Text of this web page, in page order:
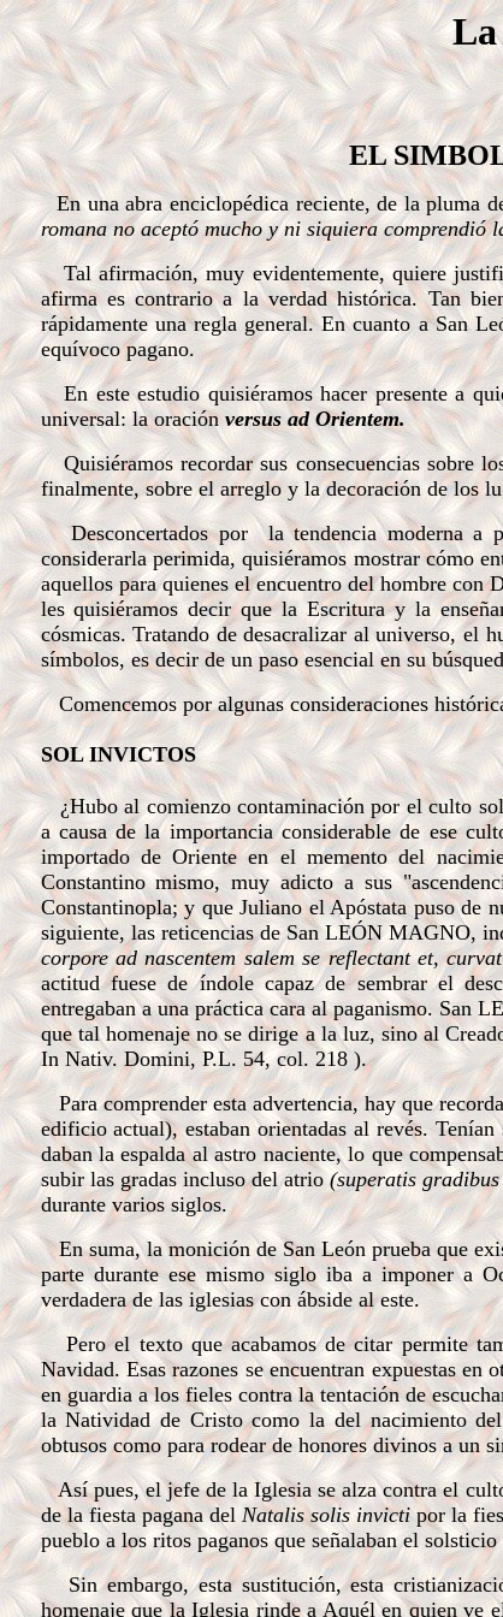
La
EL
En una abra enciclopédica reciente, de la pluma
romana no aceptó mucho y ni siquiera comprendió
Tal afirmación, muy evidentemente, quiere
afirma es contrario a la verdad histórica. Tan
rápidamente una regla general. En cuanto a San
equívoco pagano.
En este estudio quisiéramos hacer presente a
universal: la oración versus ad Orientem.
Quisiéramos recordar sus consecuencias sobre
finalmente, sobre el arreglo y la decoración de los
Desconcertados por
la tendencia moderna a
considerarla perimida, quisiéramos mostrar cómo
aquellos para quienes el encuentro del hombre con
les quisiéramos decir que la Escritura y la
cósmicas. Tratando de desacralizar al universo, el
símbolos, es decir de un paso esencial en su
Comencemos por algunas consideraciones
SOL INVICTOS
¿Hubo al comienzo contaminación por el culto
a causa de la importancia considerable de ese
importado de Oriente en el memento del
Constantino mismo, muy adicto a sus
Constantinopla; y que Juliano el Apóstata puso de
siguiente, las reticencias de San LEÓN MAGNO,
corpore ad nascentem salem se reflectant et,
actitud fuese de índole capaz de sembrar el
entregaban a una práctica cara al paganismo. San
que tal homenaje no se dirige a la luz, sino al
In Nativ. Domini, P.L. 54, col. 218 ).
Para comprender esta advertencia, hay que
edificio actual), estaban orientadas al revés.
daban la espalda al astro naciente, lo que
subir las gradas incluso del atrio(superatis
durante varios siglos.
En suma, la monición de San León prueba que
parte durante ese mismo siglo iba a imponer a
verdadera de las iglesias con ábside al este.
Pero el texto que acabamos de citar permite
Navidad. Esas razones se encuentran expuestas
en guardia a los fieles contra la tentación de
la Natividad de Cristo como la del nacimiento
obtusos como para rodear de honores divinos a
Así pues, el jefe de la Iglesia se alza contra el
de la fiesta pagana del Natalis solis invictipor la
pueblo a los ritos paganos que señalaban el
Sin embargo, esta sustitución, esta
homenaje que la Iglesia rinde a Aquél en quien ve